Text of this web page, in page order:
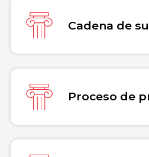
Copiar cita
Cadena de
Proceso de